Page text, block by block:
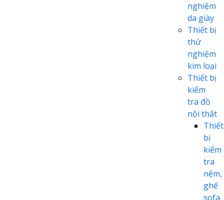
nghiệm
da giày
Thiết bị
thử
nghiệm
kim loại
Thiết bị
kiểm
tra đồ
nội thất
Thiết
bị
kiểm
tra
nệm,
ghế
sofa